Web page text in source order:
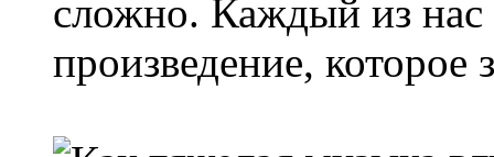
сложно. Каждый из
произведение, которое